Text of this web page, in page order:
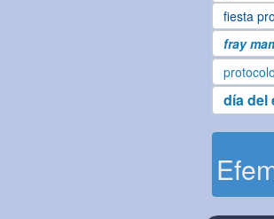
fiesta
fray
día del